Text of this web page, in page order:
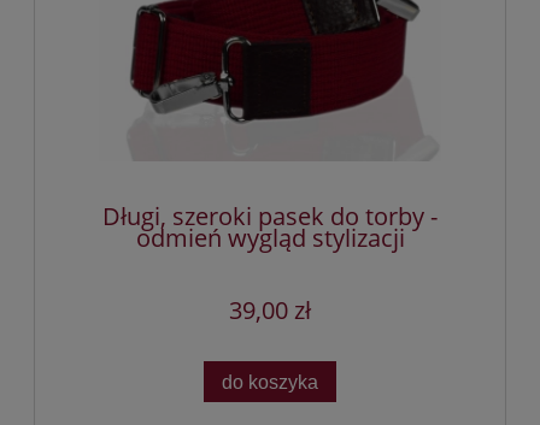
Długi, szeroki pasek do torby -
odmień wygląd stylizacji
39,00 zł
do koszyka